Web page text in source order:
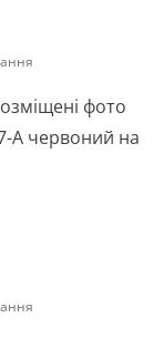
фото
А червоний на